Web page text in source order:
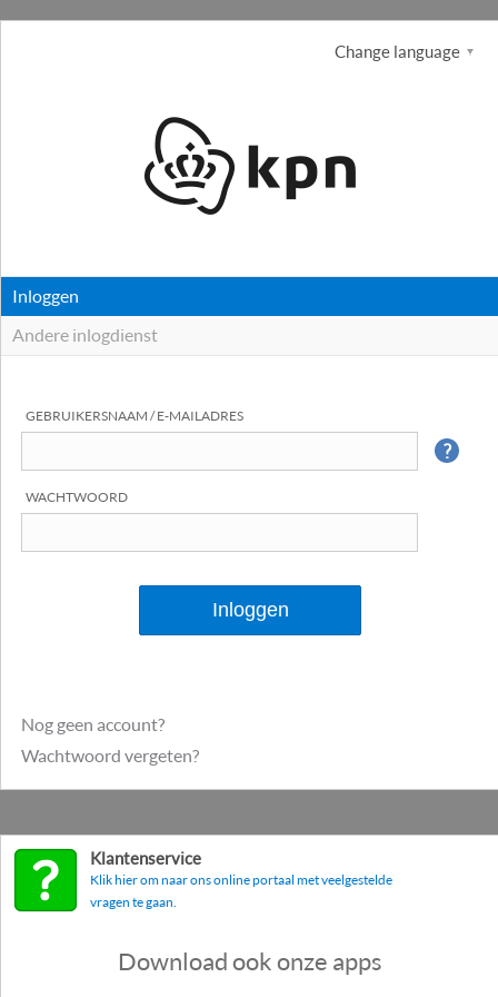
Change language
Inloggen
Andere inlogdienst
GEBRUIKERSNAAM / E-MAILADRES
WACHTWOORD
Nog geen account?
Wachtwoord vergeten?
Klantenservice
Klik hier om naar ons online portaal met veelgestelde
vragen te gaan.
Download ook onze apps